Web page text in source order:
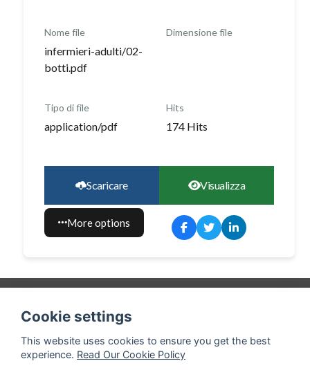
Nome file
infermieri-adulti/02-
botti.pdf
Dimensione file
Tipo di file
application/pdf
Hits
174 Hits
Scaricare Visualizza
More options
Accademia Nazionale di Medicina
Privacy policy
| Realizzato da
Cookie settings
This website uses cookies to ensure you get the best
experience. Read Our Cookie Policy